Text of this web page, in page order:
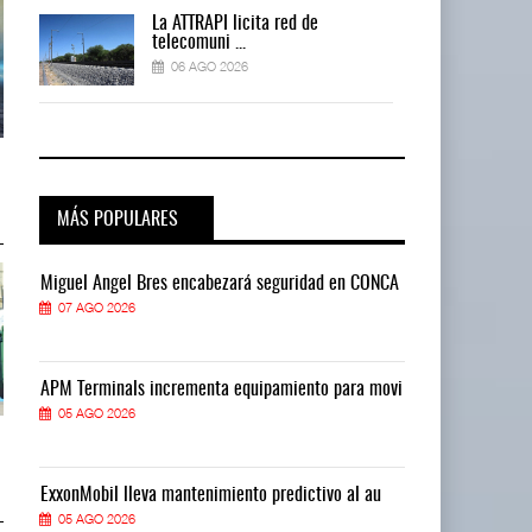
AMANAC, treinta y nueve años
05 AGO 2026
05 AGO 2026
AMANAC, treinta y nueve años
05 AGO 2026
La ATTRAPI licita red de
telecomuni ...
06 AGO 2026
MÁS POPULARES
Miguel Ángel Bres encabezará seguridad en CONCA
07 AGO 2026
APM Terminals incrementa equipamiento para movi
05 AGO 2026
ExxonMobil lleva mantenimiento predictivo al au
05 AGO 2026